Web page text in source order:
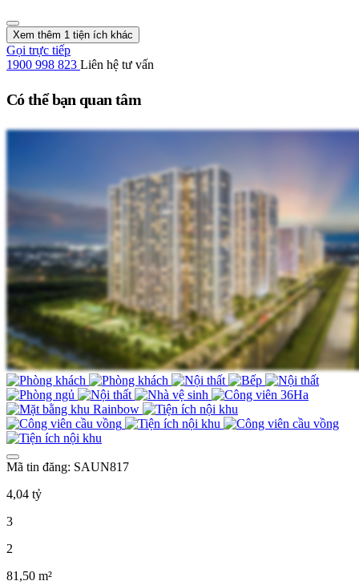
Xem thêm 1 tiện ích khác
Gọi trực tiếp
1900 998 823 Liên hệ tư vấn
Có thể bạn quan tâm
Mã tin đăng: SAUN817
4,04 tỷ
3
2
81,50 m²